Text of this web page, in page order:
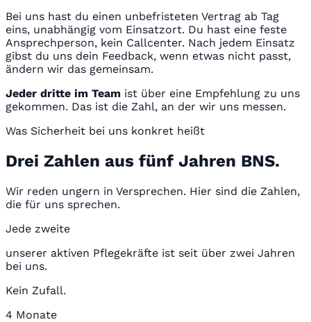
Bei uns hast du einen unbefristeten Vertrag ab Tag
eins, unabhängig vom Einsatzort. Du hast eine feste
Ansprechperson, kein Callcenter. Nach jedem Einsatz
gibst du uns dein Feedback, wenn etwas nicht passt,
ändern wir das gemeinsam.
Jeder dritte im Team ist über eine Empfehlung zu uns
gekommen. Das ist die Zahl, an der wir uns messen.
Was Sicherheit bei uns konkret heißt
Drei Zahlen aus fünf Jahren BNS.
Wir reden ungern in Versprechen. Hier sind die Zahlen,
die für uns sprechen.
Jede zweite
unserer aktiven Pflegekräfte ist seit über zwei Jahren
bei uns.
Kein Zufall.
4 Monate